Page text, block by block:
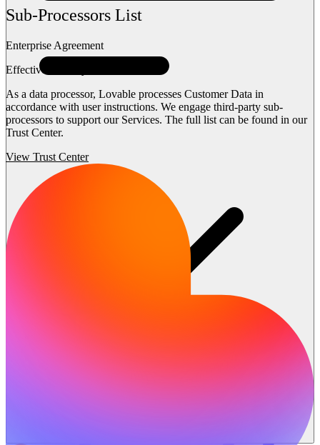
Sub-Processors List
Enterprise Agreement
Effective: January 14, 2026
As a data processor, Lovable processes Customer Data in
accordance with user instructions. We engage third-party sub-
processors to support our Services. The full list can be found in our
Trust Center.
View Trust Center